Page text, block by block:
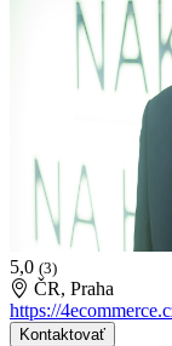
5,0 (3)
ČR, Praha
https://
Kontaktovať